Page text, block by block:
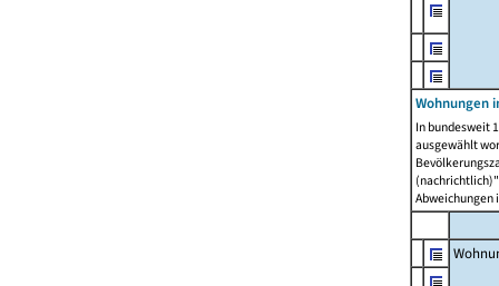
Wohnungen
In bundesweit
ausgewählt
Abweichungen